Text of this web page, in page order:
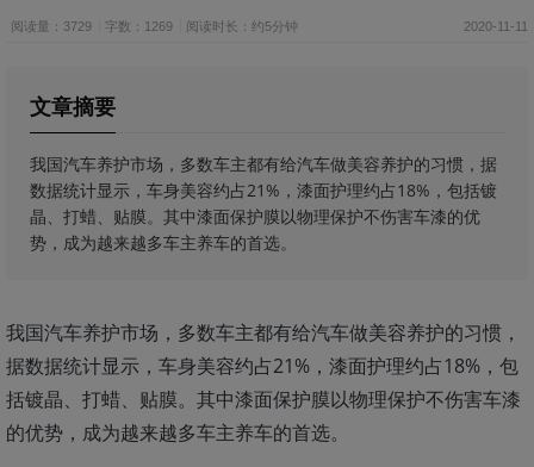
阅读量：3729 字数：1269 阅读时长：约5分钟 2020-11-11
文章摘要
我国汽车养护市场，多数车主都有给汽车做美容养护的习惯，据
数据统计显示，车身美容约占21%，漆面护理约占18%，包括镀
晶、打蜡、贴膜。其中漆面保护膜以物理保护不伤害车漆的优
势，成为越来越多车主养车的首选。
我国汽车养护市场，多数车主都有给汽车做美容养护的习惯，
据数据统计显示，车身美容约占21%，漆面护理约占18%，包
括镀晶、打蜡、贴膜。其中漆面保护膜以物理保护不伤害车漆
的优势，成为越来越多车主养车的首选。